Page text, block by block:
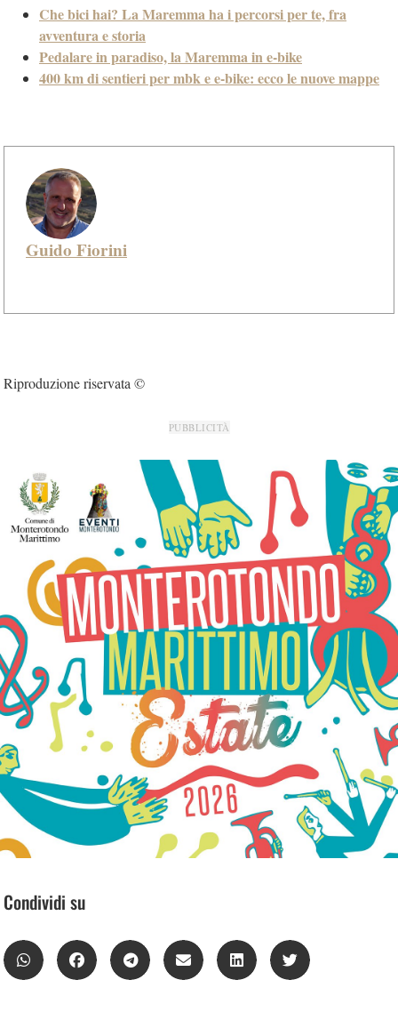
Che bici hai? La Maremma ha i percorsi per te, fra
avventura e storia
Pedalare in paradiso, la Maremma in e-bike
400 km di sentieri per mbk e e-bike: ecco le nuove mappe
Guido Fiorini
Riproduzione riservata ©
PUBBLICITÀ
Condividi su